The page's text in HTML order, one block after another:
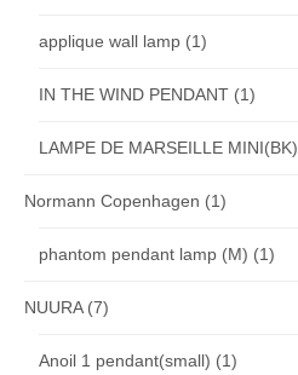
applique wall lamp (1)
IN THE WIND PENDANT (1)
LAMPE DE MARSEILLE MINI(BK)
Normann Copenhagen (1)
phantom pendant lamp (M) (1)
NUURA(7)
Anoil 1 pendant(small) (1)